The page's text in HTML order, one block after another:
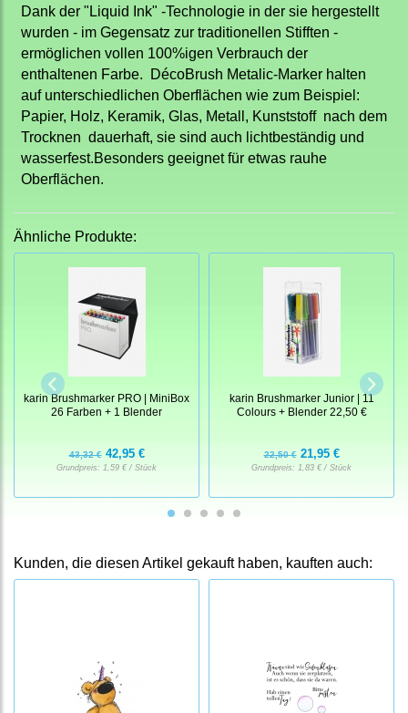
Dank der "Liquid Ink" -Technologie in der sie hergestellt
wurden - im Gegensatz zur traditionellen Stifften -
ermöglichen vollen 100%igen Verbrauch der
enthaltenen Farbe. DécoBrush Metalic-Marker halten
auf unterschiedlichen Oberflächen wie zum Beispiel:
Papier, Holz, Keramik, Glas, Metall, Kunststoff nach dem
Trocknen dauerhaft, sie sind auch lichtbeständig und
wasserfest.Besonders geeignet für etwas rauhe
Oberflächen.
Ähnliche Produkte:
karin Brushmarker PRO | MiniBox
26 Farben + 1 Blender
43,32 €42,95 €
Grundpreis: 1,59 € / Stück
karin Brushmarker Junior | 11
Colours + Blender 22,50 €
22,50 €21,95 €
Grundpreis: 1,83 € / Stück
Kunden, die diesen Artikel gekauft haben, kauften auch: